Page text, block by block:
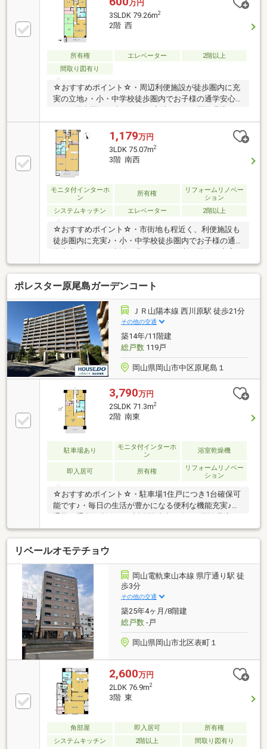
万円
3SLDK 79.26m2
2階 西
所有権 エレベーター
2階以上
間取り図有り
☆おすすめポイント☆・周辺利便施設が徒歩圏内に充
実の立地♪・小・中学校徒歩圏内でお子様の通学安心
♪・JR岡山駅にも車で10分の立地です♪☆周辺環境
☆・岡山市立 宇野小学校 徒歩12分(約900m)・岡山
市立操山中学校 徒歩14分(約1100m)・トマト銀行 原
尾島支店 徒歩2分(約160m)・天満屋ハピータウン
徒歩8分(約600m)・ローソン 岡山浜三丁目店 徒歩5分
(約340m)・浜第２遊園地 徒歩1分(約
70m)☆☆───────────☆☆ 物件見学予約受付中
♪ お問い合わせはお早めに！ TEL：086-238-
7778☆☆───────────☆☆
1,179万円
3LDK 75.07m2
3階 南西
モニタ付インターホ
ン
所有権
リフォームリノベー
ション
システムキッチン
エレベーター 2階以上
☆おすすめポイント☆・市街地も程近く、利便施設も
徒歩圏内に充実♪・小・中学校徒歩圏内でお子様の通
学安心♪・毎日の生活が豊かになる便利な機能も充実
♪☆周辺環境☆・岡山市立 宇野小学校 徒歩12分(約
900m)・岡山市立操山中学校 徒歩14分(約1100m)・
トマト銀行 原尾島支店 徒歩2分(約160m)・岡山浜郵
便局 徒歩5分(約400m)・天満屋ハピータウン 徒歩8
分(約600m)・浜第２遊園地 徒歩1分(約
70m)☆☆───────────☆☆ 物件見学予約受付中
♪ お問い合わせはお早めに！ TEL：086-238-
7778☆☆───────────☆☆
ポレスター原尾島ガーデンコート
ＪＲ山陽本線 西川原駅 徒歩21分
その他の交通
築14年/11階建
総戸数119戸
岡山県岡山市中区原尾島１
3,790万円
2SLDK 71.3m2
2階 南東
駐車場あり
モニタ付インターホ
ン
浴室乾燥機
即入居可 所有権
リフォームリノベー
ション
☆おすすめポイント☆・駐車場1住戸につき1台確保可
能です♪・毎日の生活が豊かになる便利な機能充実♪・
通勤・通学便利なJR西川原駅徒歩18分♪☆周辺環境
☆・宇野小学校 徒歩5分(約400m)・操山中学校 徒
歩10分(約800m)・中国銀行 徒歩6分(約470m)・岡山
浜郵便局 徒歩8分(約610m)・天満屋ハピータウン
徒歩6分(約410m)・セブンイレブン 徒歩6分(約
440m)・岡山市中区役所 徒歩3分(約
230m)☆☆───────────☆☆ 物件見学予約受付
中♪ お問い合わせはお早めに！ TEL：086-238-
7778☆☆───────────☆☆
リベールオモテチョウ
岡山電軌東山本線 県庁通り駅 徒
歩3分
その他の交通
築25年4ヶ月/8階建
総戸数-戸
岡山県岡山市北区表町１
2,600万円
2LDK 76.9m2
3階 東
角部屋 即入居可
所有権
システムキッチン
2階以上 間取り図有り